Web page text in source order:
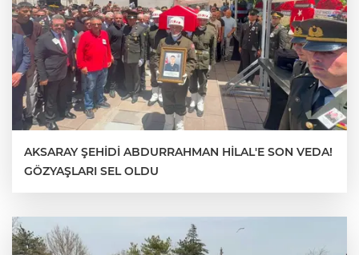
AKSARAY ŞEHİDİ ABDURRAHMAN HİLAL'E SON VEDA!
GÖZYAŞLARI SEL OLDU